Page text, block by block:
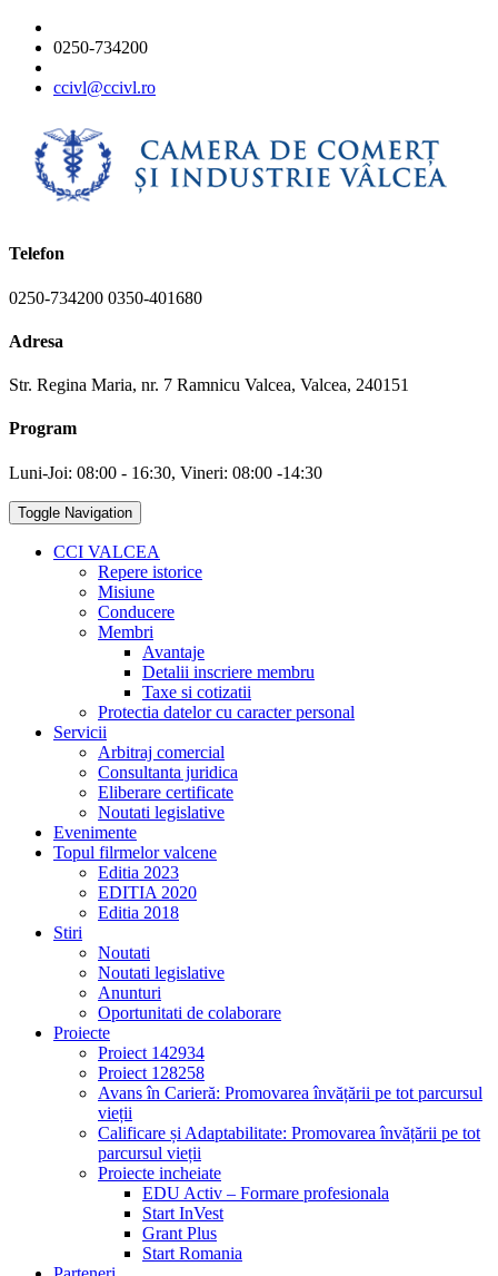
0250-734200
ccivl@ccivl.ro
Telefon
0250-734200 0350-401680
Adresa
Str. Regina Maria, nr. 7 Ramnicu Valcea, Valcea, 240151
Program
Luni-Joi: 08:00 - 16:30, Vineri: 08:00 -14:30
Toggle Navigation
CCI VALCEA
Repere istorice
Misiune
Conducere
Membri
Avantaje
Detalii inscriere membru
Taxe si cotizatii
Protectia datelor cu caracter personal
Servicii
Arbitraj comercial
Consultanta juridica
Eliberare certificate
Noutati legislative
Evenimente
Topul filrmelor valcene
Editia 2023
EDITIA 2020
Editia 2018
Stiri
Noutati
Noutati legislative
Anunturi
Oportunitati de colaborare
Proiecte
Proiect 142934
Proiect 128258
Avans în Carieră: Promovarea învățării pe tot parcursul
vieții
Calificare și Adaptabilitate: Promovarea învățării pe tot
parcursul vieții
Proiecte incheiate
EDU Activ – Formare profesionala
Start InVest
Grant Plus
Start Romania